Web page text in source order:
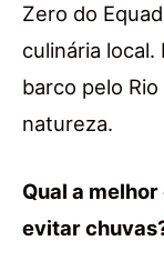
Zero do
culinária
barco pelo
natureza.
Qual a
evitar